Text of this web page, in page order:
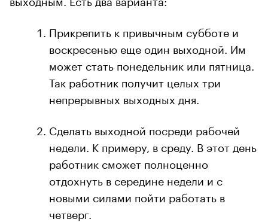
Прикрепить к привычным субботе и
воскресенью еще один выходной. Им
может стать понедельник или пятница.
Так работник получит целых три
непрерывных выходных дня.
Сделать выходной посреди рабочей
недели. К примеру, в среду. В этот день
работник сможет полноценно
отдохнуть в середине недели и с
новыми силами пойти работать в
четверг.